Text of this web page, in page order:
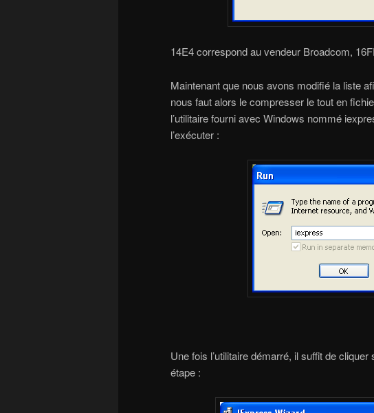
14E4 correspond au vendeur Broadcom,
Maintenant que nous avons modifié la liste
nous faut alors le compresser le tout en
l’utilitaire fourni avec Windows nommé
l’exécuter :
Une fois l’utilitaire démarré, il suffit de
étape :